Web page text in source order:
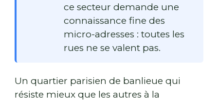
ce secteur demande une
connaissance fine des
micro-adresses : toutes les
rues ne se valent pas.
Un quartier parisien de banlieue qui
résiste mieux que les autres à la